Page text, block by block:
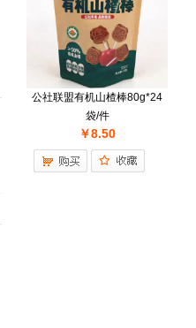
公社联盟有机山楂棒80g*24
袋/件
￥8.50